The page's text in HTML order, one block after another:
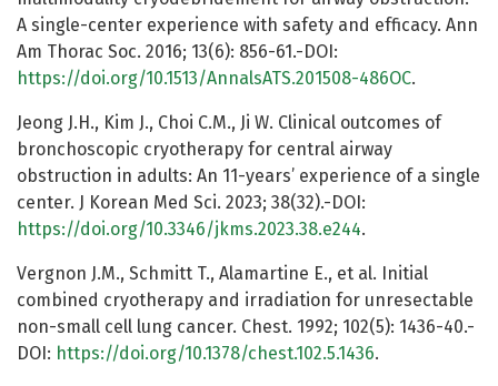
A single-center experience with safety and efficacy. Ann
Am Thorac Soc. 2016; 13(6): 856-61.-DOI:
https://doi.org/10.1513/AnnalsATS.201508-486OC.
Jeong J.H., Kim J., Choi C.M., Ji W. Clinical outcomes of
bronchoscopic cryotherapy for central airway
obstruction in adults: An 11-years’ experience of a single
center. J Korean Med Sci. 2023; 38(32).-DOI:
https://doi.org/10.3346/jkms.2023.38.e244.
Vergnon J.M., Schmitt T., Alamartine E., et al. Initial
combined cryotherapy and irradiation for unresectable
non-small cell lung cancer. Chest. 1992; 102(5): 1436-40.-
DOI: https://doi.org/10.1378/chest.102.5.1436.